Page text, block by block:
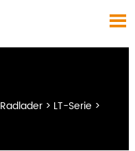

Radlader> LT-Serie >